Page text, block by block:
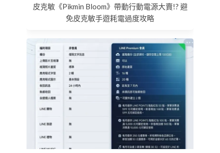
皮克敏《Pikmin Bloom》帶動行動電源大賣!? 避
免皮克敏手遊耗電過度攻略